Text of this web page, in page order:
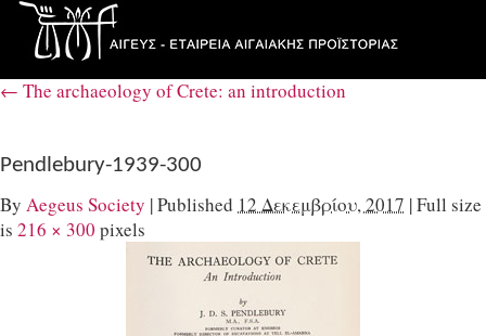
← The archaeology of Crete: an introduction
Pendlebury-1939-300
By Aegeus Society |Published 12 Δεκεμβρίου, 2017 |Full size
is 216 × 300 pixels